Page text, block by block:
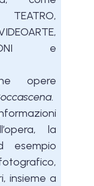
e
opere
.
la
esempio
insieme a